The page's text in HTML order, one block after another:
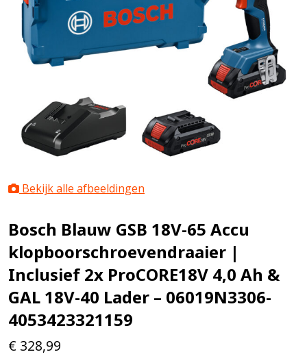
Bekijk alle afbeeldingen
Bosch Blauw GSB 18V-65 Accu
klopboorschroevendraaier |
Inclusief 2x ProCORE18V 4,0 Ah &
GAL 18V-40 Lader – 06019N3306-
4053423321159
€ 328,99